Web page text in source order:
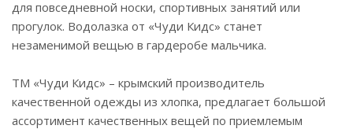
для повседневной носки, спортивных занятий или
прогулок. Водолазка от «Чуди Кидс» станет
незаменимой вещью в гардеробе мальчика.
ТМ «Чуди Кидс» – крымский производитель
качественной одежды из хлопка, предлагает большой
ассортимент качественных вещей по приемлемым